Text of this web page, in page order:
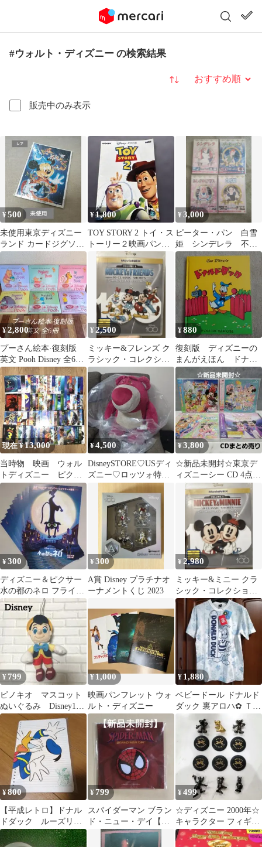
#ウォルト・ディズニー の検索結果
販売中のみ表示
並び替え
¥500
未使用東京ディズニー
ランド カードジグソー
パズル ミッキー
¥1,800
TOY STORY 2 トイ・ス
トーリー２映画パンフ
レット
¥3,000
ピーター・パン 白雪
姫 シンデレラ 不思
議の国のアリス DVD
¥2,800
プーさん絵本·復刻版
英文 Pooh Disney 全6冊
まとめ売り
¥ 2,500
ミッキー&フレンズ ク
ラシック・コレクショ
ン MovieNEX〈2枚組〉
¥880
復刻版 ディズニーの
まんがえほん ドナル
ドダック
現在 ¥13,000
当時物 映画 ウォル
トディズニー ピクサ
ー フライヤー チラ
シ 93枚 93種
¥4,500
DisneySTORE♡USディ
ズニー♡ロッツォ特大
ぬいぐるみ♡新品タグ
¥3,800
☆新品未開封☆東京デ
ィズニーシー CD 4点ま
とめ売り
¥300
ディズニー＆ピクサー
水の都のネロ フライヤ
ー12枚セット
¥300
A賞 Disney プラチナオ
ーナメントくじ 2023
¥ 2,980
ミッキー&ミニー クラ
シック・コレクション
MovieNEX〈2枚組〉
¥ 799
ピノキオ マスコット
ぬいぐるみ Disney100
周年記念 プライズ品
¥1,000
映画パンフレット ウォ
ルト・ディズニー
¥ 1,880
ベビードール ドナルド
ダック 裏アロハ✿ Ｔシ
ャツ 綿100％ レア商品
¥800
【平成レトロ】ドナル
ドダック ルーズリー
フ40枚
¥799
スパイダーマン ブラン
ド・ニュー・デイ【新
品オリジナルピンバッ
ジ】MARVEL
¥499
☆ディズニー 2000年☆
キャラクター フィギュ
ア☆６体セット☆